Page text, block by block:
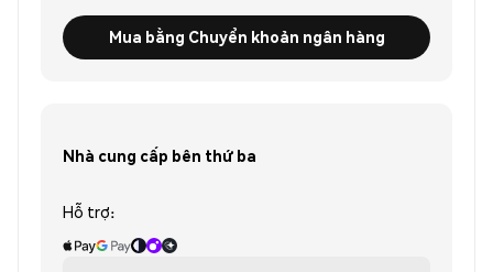
Mua bằng Chuyển khoản ngân hàng
Nhà cung cấp bên thứ ba
Hỗ trợ: